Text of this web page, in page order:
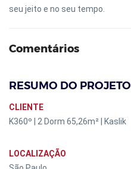
seu jeito e no seu tempo.
Comentários
RESUMO DO PROJETO
CLIENTE
K360º | 2 Dorm 65,26m² | Kaslik
LOCALIZAÇÃO